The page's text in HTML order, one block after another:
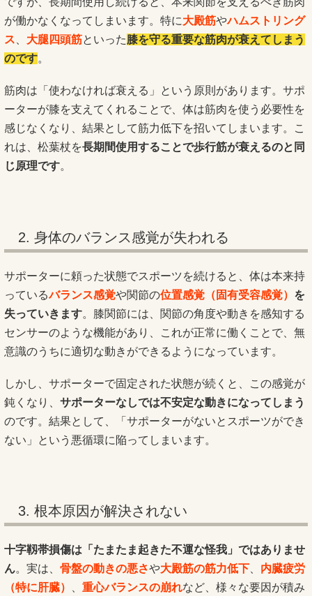
が働かなくなってしまいます。特に大殿筋やハムストリング
ス
大腿四頭筋といった膝を守る重要な筋肉が衰えてしまう
のです。
筋肉は「使わなければ衰える」という原則があります。サポ
ーターが膝を支えてくれることで、体は筋肉を使う必要性を
感じなくなり、結果として筋力低下を招いてしまいます。こ
れは、松葉杖を長期間使用することで歩行筋が衰えるのと同
じ原理です。
2. 身体のバランス感覚が失われる
サポーターに頼った状態でスポーツを続けると、体は本来持
っているバランス感覚や関節の位置感覚（固有受容感覚） を
失っていきます。膝関節には、関節の角度や動きを感知する
センサーのような機能があり、これが正常に働くことで、無
意識のうちに適切な動きができるようになっています。
しかし、サポーターで固定された状態が続くと、この感覚が
鈍くなり、 サポーターなしでは不安定な動きになってしまう
のです。結果として、「サポーターがないとスポーツができ
ない」という悪循環に陥ってしまいます。
3. 根本原因が解決されない
十字靱帯損傷は「たまたま起きた不運な怪我」ではありませ
ん。実は、 骨盤の動きの悪さや大殿筋の筋力低下
内臓疲労
（特に肝臓）
重心バランスの崩れなど、様々な要因が積み